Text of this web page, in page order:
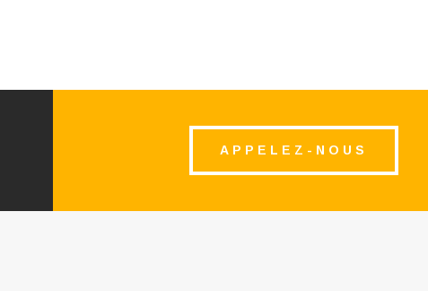
APPELEZ-NOUS